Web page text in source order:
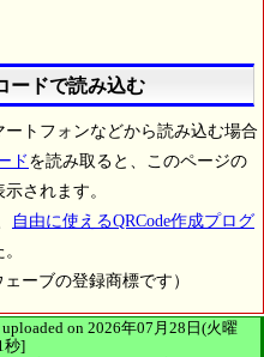
ードで読み込む
ートフォンなどから読み込む場合
ド を読み取ると、このページの
されます。
自由に使えるQRCode作成プログ
ーブの登録商標です）
uploaded on 2026年07月28日(火曜
秒]